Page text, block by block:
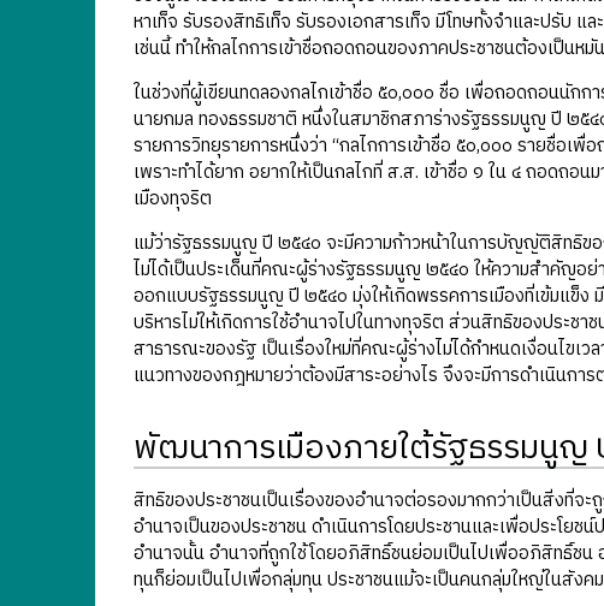
หาเท็จ รับรองสิทธิเท็จ รับรองเอกสารเท็จ มีโทษทั้งจำและปรับ
เช่นนี้ ทำให้กลไกการเข้าชื่อถอดถอนของภาคประชาชนต้องเป็นหมัน
ในช่วงที่ผู้เขียนทดลองกลไกเข้าชื่อ ๕๐,๐๐๐ ชื่อ เพื่อถอดถอนนัก
นายกมล ทองธรรมชาติ หนึ่งในสมาชิกสภาร่างรัฐธรรมนูญ ปี ๒
รายการวิทยุรายการหนึ่งว่า “กลไกการเข้าชื่อ ๕๐,๐๐๐ รายชื่อ
เพราะทำได้ยาก อยากให้เป็นกลไกที่ ส.ส. เข้าชื่อ ๑ ใน ๔ ถอดถอ
เมืองทุจริต
แม้ว่ารัฐธรรมนูญ ปี ๒๕๔๐ จะมีความก้าวหน้าในการบัญญัติสิทธิขอ
ไม่ได้เป็นประเด็นที่คณะผู้ร่างรัฐธรรมนูญ ๒๕๔๐ ให้ความสำคัญอ
ออกแบบรัฐธรรมนูญ ปี ๒๕๔๐ มุ่งให้เกิดพรรคการเมืองที่เข้มแข็
บริหารไม่ให้เกิดการใช้อำนาจไปในทางทุจริต ส่วนสิทธิของประช
สาธารณะของรัฐ เป็นเรื่องใหม่ที่คณะผู้ร่างไม่ได้กำหนดเงื่อนไขเ
แนวทางของกฎหมายว่าต้องมีสาระอย่างไร จึงจะมีการดำเนินก
พัฒนาการเมืองภายใต้รัฐธรรมนูญ
สิทธิของประชาชนเป็นเรื่องของอำนาจต่อรองมากกว่าเป็นสิ่งที่จ
อำนาจเป็นของประชาชน ดำเนินการโดยประชานและเพื่อประโย
อำนาจนั้น อำนาจที่ถูกใช้โดยอภิสิทธิ์ชนย่อมเป็นไปเพื่ออภิสิทธิ์ชน
ทุนก็ย่อมเป็นไปเพื่อกลุ่มทุน ประชาชนแม้จะเป็นคนกลุ่มใหญ่ในสัง